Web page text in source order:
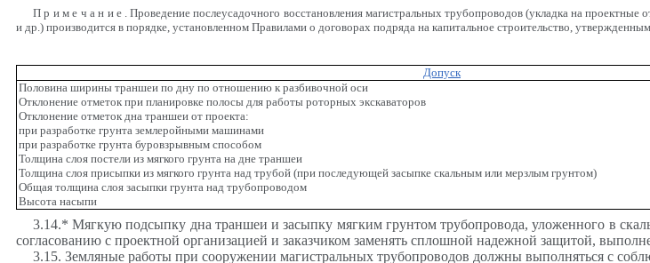
Примечание . Проведениепослеусадочного восстановления магистральных трубопроводов (укладка на проектные
и др.) производится в порядке, установленном Правилами о договорах подряда на капитальное строительство,
Допуск
Половина ширины траншеи по дну по отношению к разбивочной оси
Отклонение отметок при планировке полосы для работы роторных экскаваторов
Отклонение отметок дна траншеи от проекта:
при разработке грунта землеройными машинами
при разработке грунта буровзрывным способом
Толщина слоя постели из мягкого грунта на дне траншеи
Толщина слоя присыпки из мягкого грунта над трубой (при последующей засыпке скальным или мерзлым грунтом)
Общая толщина слоя засыпки грунта над трубопроводом
Высота насыпи
3.14.* Мягкую подсыпку дна траншеи и засыпку мягким грунтом трубопровода, уложенного в
согласованию с проектной организацией и заказчиком заменять сплошной надежной защитой,
3.15. Земляные работы при сооружении магистральных трубопроводов должны выполняться с